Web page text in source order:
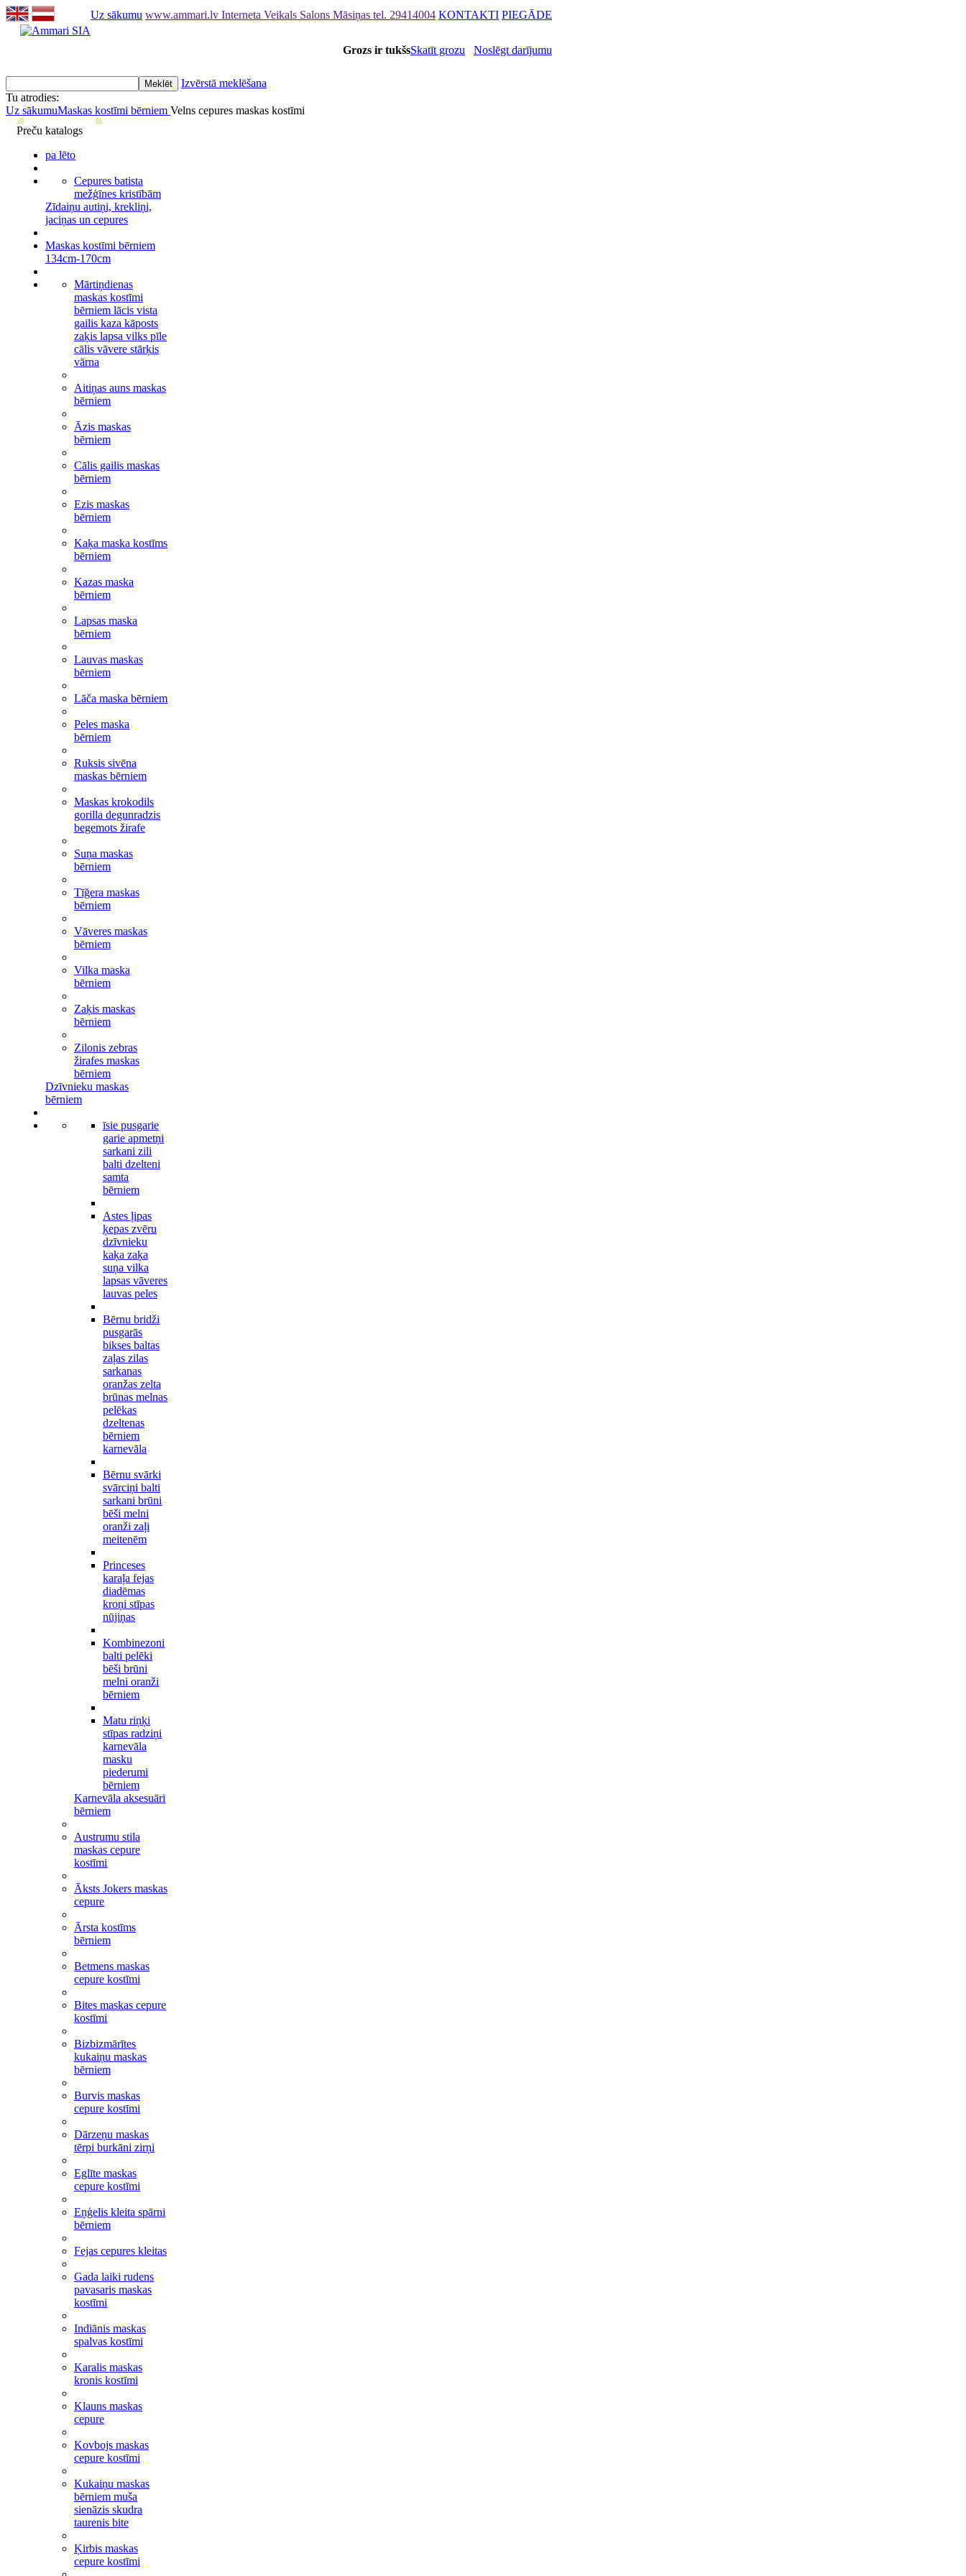
Uz sākumu www.ammari.lv Interneta Veikals Salons Māsiņas tel. 29414004 KONTAKTI PIEGĀDE
Grozs ir tukšsSkatīt grozu Noslēgt darījumu
Izvērstā meklēšana
Tu atrodies:
Uz sākumuMaskas kostīmi bērniem Velns cepures maskas kostīmi
Preču katalogs
pa lēto
Cepures batista
mežģīnes kristībām
Zīdaiņu autiņi, krekliņi,
jaciņas un cepures
Maskas kostīmi bērniem
134cm-170cm
Mārtiņdienas
maskas kostīmi
bērniem lācis vista
gailis kaza kāposts
zaķis lapsa vilks pīle
cālis vāvere stārķis
vārna
Aitiņas auns maskas
bērniem
Āzis maskas
bērniem
Cālis gailis maskas
bērniem
Ezis maskas
bērniem
Kaķa maska kostīms
bērniem
Kazas maska
bērniem
Lapsas maska
bērniem
Lauvas maskas
bērniem
Lāča maska bērniem
Peles maska
bērniem
Ruksis sivēna
maskas bērniem
Maskas krokodils
gorilla degunradzis
begemots žirafe
Suņa maskas
bērniem
Tīğera maskas
bērniem
Vāveres maskas
bērniem
Vilka maska
bērniem
Zaķis maskas
bērniem
Zilonis zebras
žirafes maskas
bērniem
Dzīvnieku maskas
bērniem
īsie pusgarie
garie apmetņi
sarkani zili
balti dzelteni
samta
bērniem
Astes ļipas
ķepas zvēru
dzīvnieku
kaķa zaķa
suņa vilka
lapsas vāveres
lauvas peles
Bērnu bridži
pusgarās
bikses baltas
zaļas zilas
sarkanas
oranžas zelta
brūnas melnas
pelēkas
dzeltenas
bērniem
karnevāla
Bērnu svārki
svārciņi balti
sarkani brūni
bēši melni
oranži zaļi
meitenēm
Princeses
karaļa fejas
diadēmas
kroņi stīpas
nūjiņas
Kombinezoni
balti pelēki
bēši brūni
melni oranži
bērniem
Matu riņķi
stīpas radziņi
karnevāla
masku
piederumi
bērniem
Karnevāla aksesuāri
bērniem
Austrumu stila
maskas cepure
kostīmi
Āksts Jokers maskas
cepure
Ārsta kostīms
bērniem
Betmens maskas
cepure kostīmi
Bites maskas cepure
kostīmi
Bizbizmārītes
kukaiņu maskas
bērniem
Burvis maskas
cepure kostīmi
Dārzeņu maskas
tērpi burkāni zirņi
Eglīte maskas
cepure kostīmi
Eņģelis kleita spārni
bērniem
Fejas cepures kleitas
Gada laiki rudens
pavasaris maskas
kostīmi
Indiānis maskas
spalvas kostīmi
Karalis maskas
kronis kostīmi
Klauns maskas
cepure
Kovbojs maskas
cepure kostīmi
Kukaiņu maskas
bērniem muša
sienāzis skudra
taurenis bite
Ķirbis maskas
cepure kostīmi